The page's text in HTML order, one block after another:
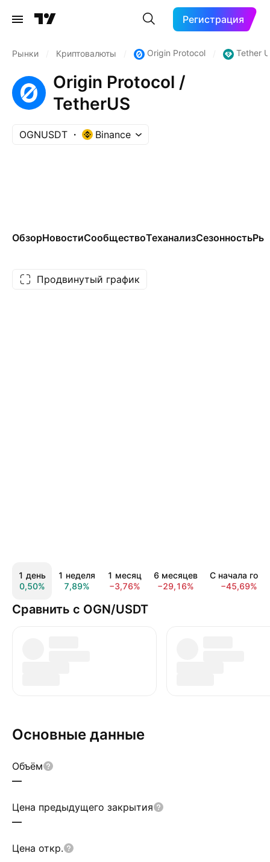
Регистрация
Рынки Криптовалюты Origin Protocol Tether
Origin Protocol /
TetherUS
OGNUSDT Binance
ОбзорНовостиСообществоТеханализСезонность
Продвинутый график
1 день
0,50%
1 неделя
7,89%
1 месяц
−3,76%
6 месяцев
−29,16%
С начала года
−45,69%
Сравнить с OGN/USDT
Основные данные
Объём
—
Цена предыдущего закрытия
—
Цена откр.